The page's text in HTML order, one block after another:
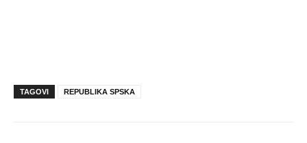
TAGOVI REPUBLIKA SPSKA